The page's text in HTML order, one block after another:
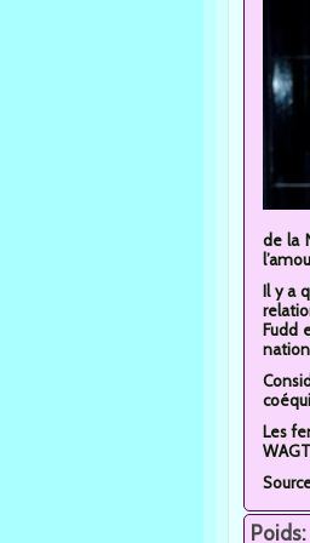
de la
Il y a
Fudd
Les
Poids: